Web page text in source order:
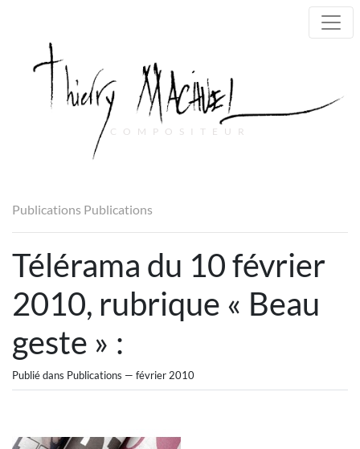
COMPOSITEUR
Main Navigation
Publications Publications
Télérama du 10 février
2010, rubrique « Beau
geste » :
Publié dans Publications — février 2010